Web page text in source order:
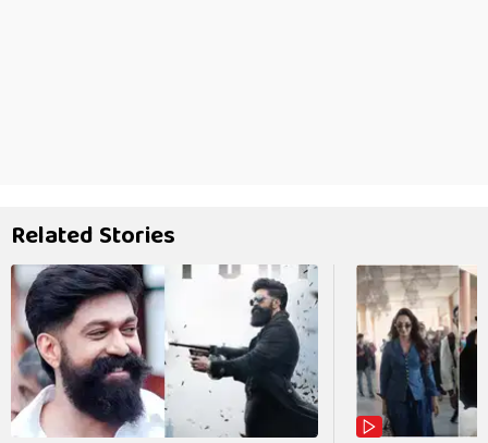
Related Stories